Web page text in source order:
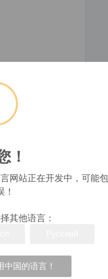
！
网站正在开发中，可能
其他语言：
国的语言！